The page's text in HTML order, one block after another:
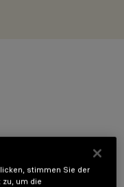
stimmen Sie der
um die